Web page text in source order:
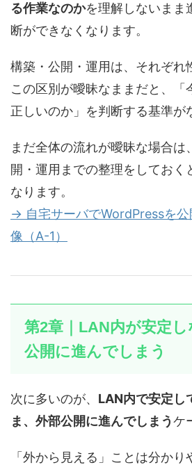
る作業なのかを理解しないまま
断ができなくなります。
構築・公開・運用は、それぞれ
この区別が曖昧なままだと、「
正しいのか」を判断する基準が
まだ全体の流れが曖昧な場合は
開・運用までの整理をしておく
なります。
→ 自宅サーバでWordPressを公
像（A-1）
第2章｜LAN内が安定
公開に進んでしまう
次に多いのが、 LAN内で安定し
ま、外部公開に進んでしまうケ
「外から見える」ことは分かり